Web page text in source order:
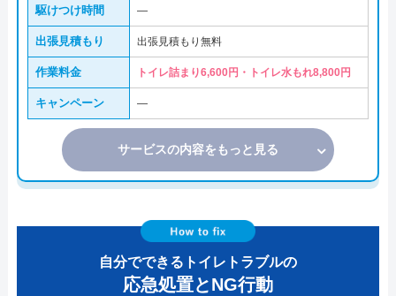
駆けつけ時間 ―
出張見積もり 出張見積もり無料
作業料金 トイレ詰まり6,600円・トイレ水もれ8,800円
キャンペーン ―
サービスの内容をもっと見る
自分でできるトイレトラブルの
応急処置とNG行動